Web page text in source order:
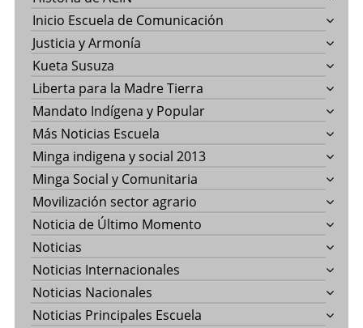
Inicio Escuela de Comunicación
Justicia y Armonía
Kueta Susuza
Liberta para la Madre Tierra
Mandato Indígena y Popular
Más Noticias Escuela
Minga indigena y social 2013
Minga Social y Comunitaria
Movilización sector agrario
Noticia de Último Momento
Noticias
Noticias Internacionales
Noticias Nacionales
Noticias Principales Escuela